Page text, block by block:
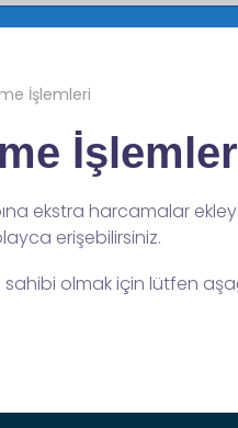
İşlemleri
ekstra harcamalar
erişebilirsiniz.
sahibi olmak için lütfen